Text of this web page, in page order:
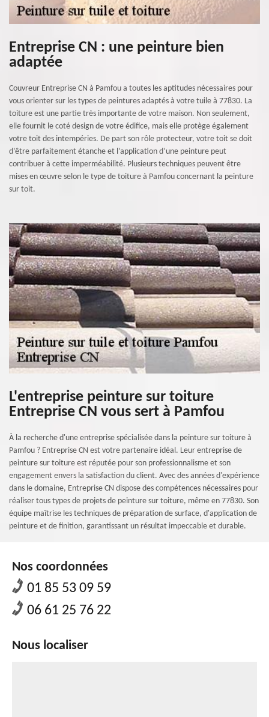
Entreprise CN : une peinture bien
adaptée
Couvreur Entreprise CN à Pamfou a toutes les aptitudes nécessaires pour
vous orienter sur les types de peintures adaptés à votre tuile à 77830. La
toiture est une partie très importante de votre maison. Non seulement,
elle fournit le coté design de votre édifice, mais elle protège également
votre toit des intempéries. De part son rôle protecteur, votre toit se doit
d’être parfaitement étanche et l’application d’une peinture peut
contribuer à cette imperméabilité. Plusieurs techniques peuvent être
mises en œuvre selon le type de toiture à Pamfou concernant la peinture
sur toit.
L'entreprise peinture sur toiture
Entreprise CN vous sert à Pamfou
À la recherche d'une entreprise spécialisée dans la peinture sur toiture à
Pamfou ? Entreprise CN est votre partenaire idéal. Leur entreprise de
peinture sur toiture est réputée pour son professionnalisme et son
engagement envers la satisfaction du client. Avec des années d'expérience
dans le domaine, Entreprise CN dispose des compétences nécessaires pour
réaliser tous types de projets de peinture sur toiture, même en 77830. Son
équipe maîtrise les techniques de préparation de surface, d'application de
peinture et de finition, garantissant un résultat impeccable et durable.
Nos coordonnées
01 85 53 09 59
06 61 25 76 22
Nous localiser